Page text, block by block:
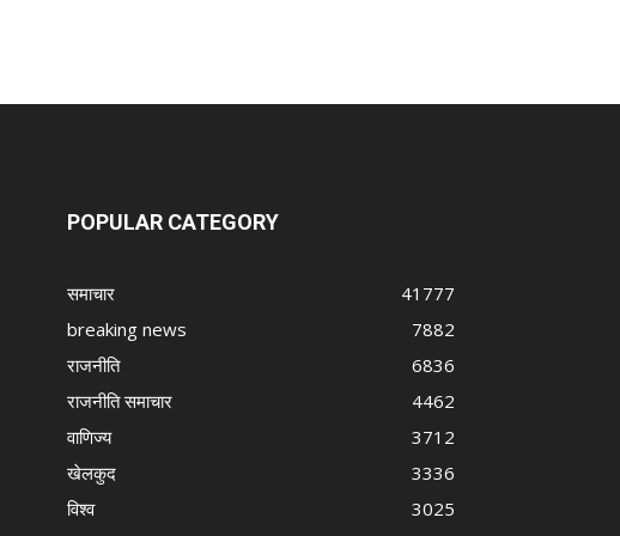
POPULAR CATEGORY
समाचार
41777
breaking news
7882
राजनीति
6836
राजनीति समाचार
4462
वाणिज्य
3712
खेलकुद
3336
विश्व
3025